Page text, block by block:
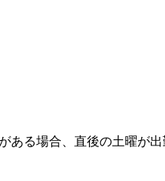
ある場合、直後の土曜が